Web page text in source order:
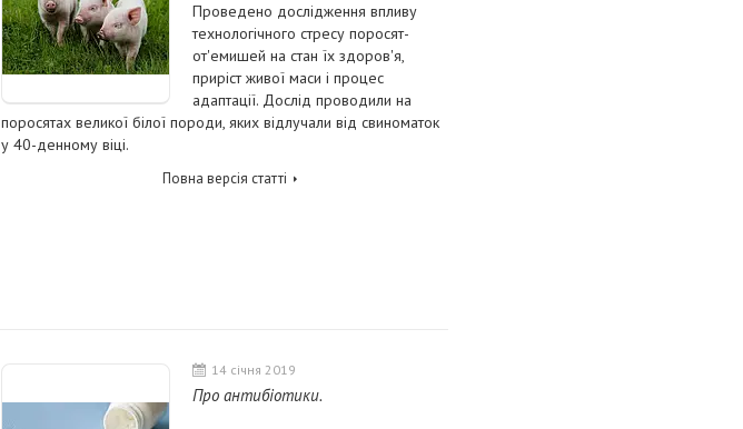
Проведено дослідження впливу
технологічного стресу поросят-
от'емишей на стан їх здоров'я,
приріст живої маси і процес
адаптації. Дослід проводили на
поросятах великої білої породи, яких відлучали від свиноматок
у 40-денному віці.
Повна версія статті
14 січня 2019
Про антибіотики.